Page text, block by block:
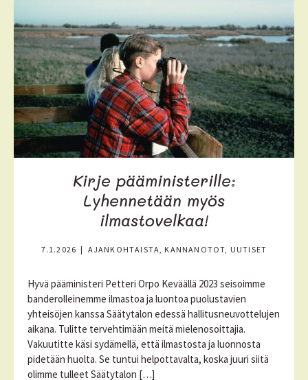
i
s
ä
ä
Kirje pääministerille:
Lyhennetään myös
ilmastovelkaa!
7.1.2026 | AJANKOHTAISTA, KANNANOTOT, UUTISET
Hyvä pääministeri Petteri Orpo Keväällä 2023 seisoimme
banderolleinemme ilmastoa ja luontoa puolustavien
yhteisöjen kanssa Säätytalon edessä hallitusneuvottelujen
aikana. Tulitte tervehtimään meitä mielenosoittajia.
Vakuutitte käsi sydämellä, että ilmastosta ja luonnosta
pidetään huolta. Se tuntui helpottavalta, koska juuri siitä
olimme tulleet Säätytalon […]